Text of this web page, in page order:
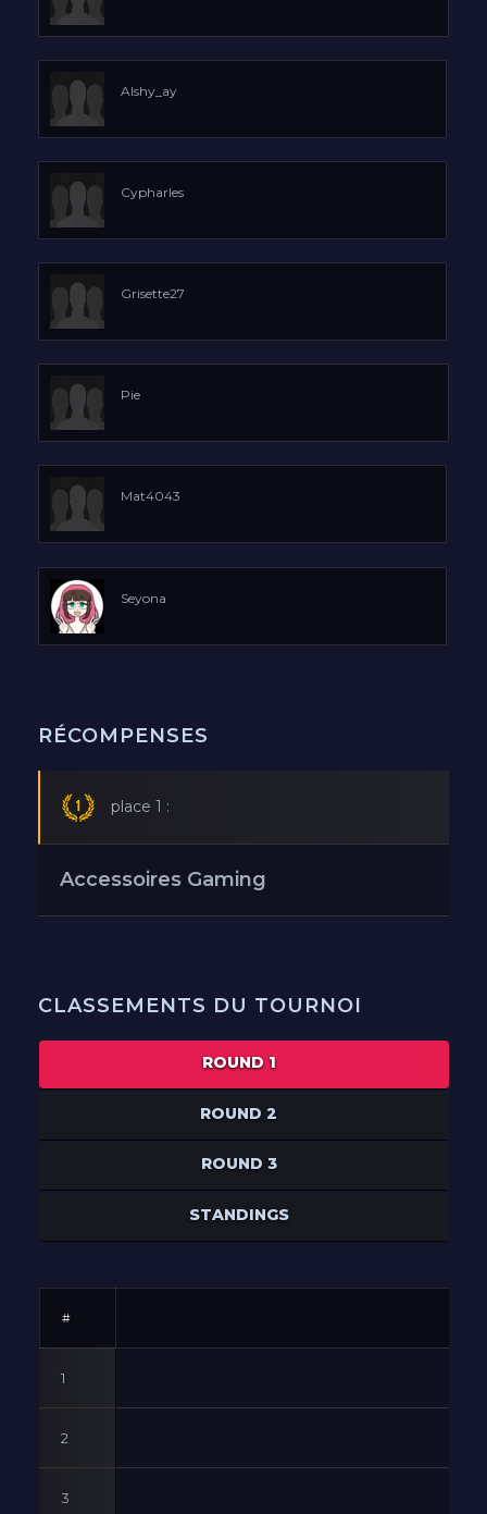
Alshy_ay
Cypharles
Grisette27
Pie
Mat4043
Seyona
RÉCOMPENSES
place 1 :
Accessoires Gaming
CLASSEMENTS DU TOURNOI
ROUND 1
ROUND 2
ROUND 3
STANDINGS
#
1
2
3